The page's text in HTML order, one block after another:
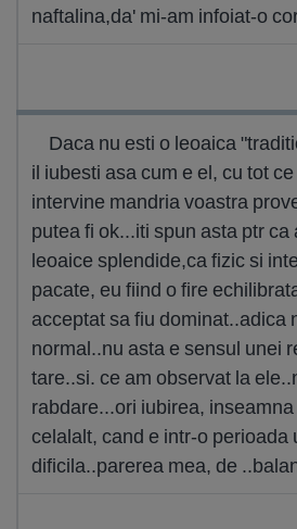
naftalina,da' mi-am infoiat-o
Daca nu esti o leoaica
il iubesti asa cum e el, cu tot
intervine mandria voastra
putea fi ok...iti spun asta ptr ca
leoaice splendide,ca fizic si
pacate, eu fiind o fire
acceptat sa fiu dominat..adica
normal..nu asta e sensul unei
tare..si. ce am observat la
rabdare...ori iubirea,
celalalt, cand e intr-o perioada
dificila..parerea mea, de